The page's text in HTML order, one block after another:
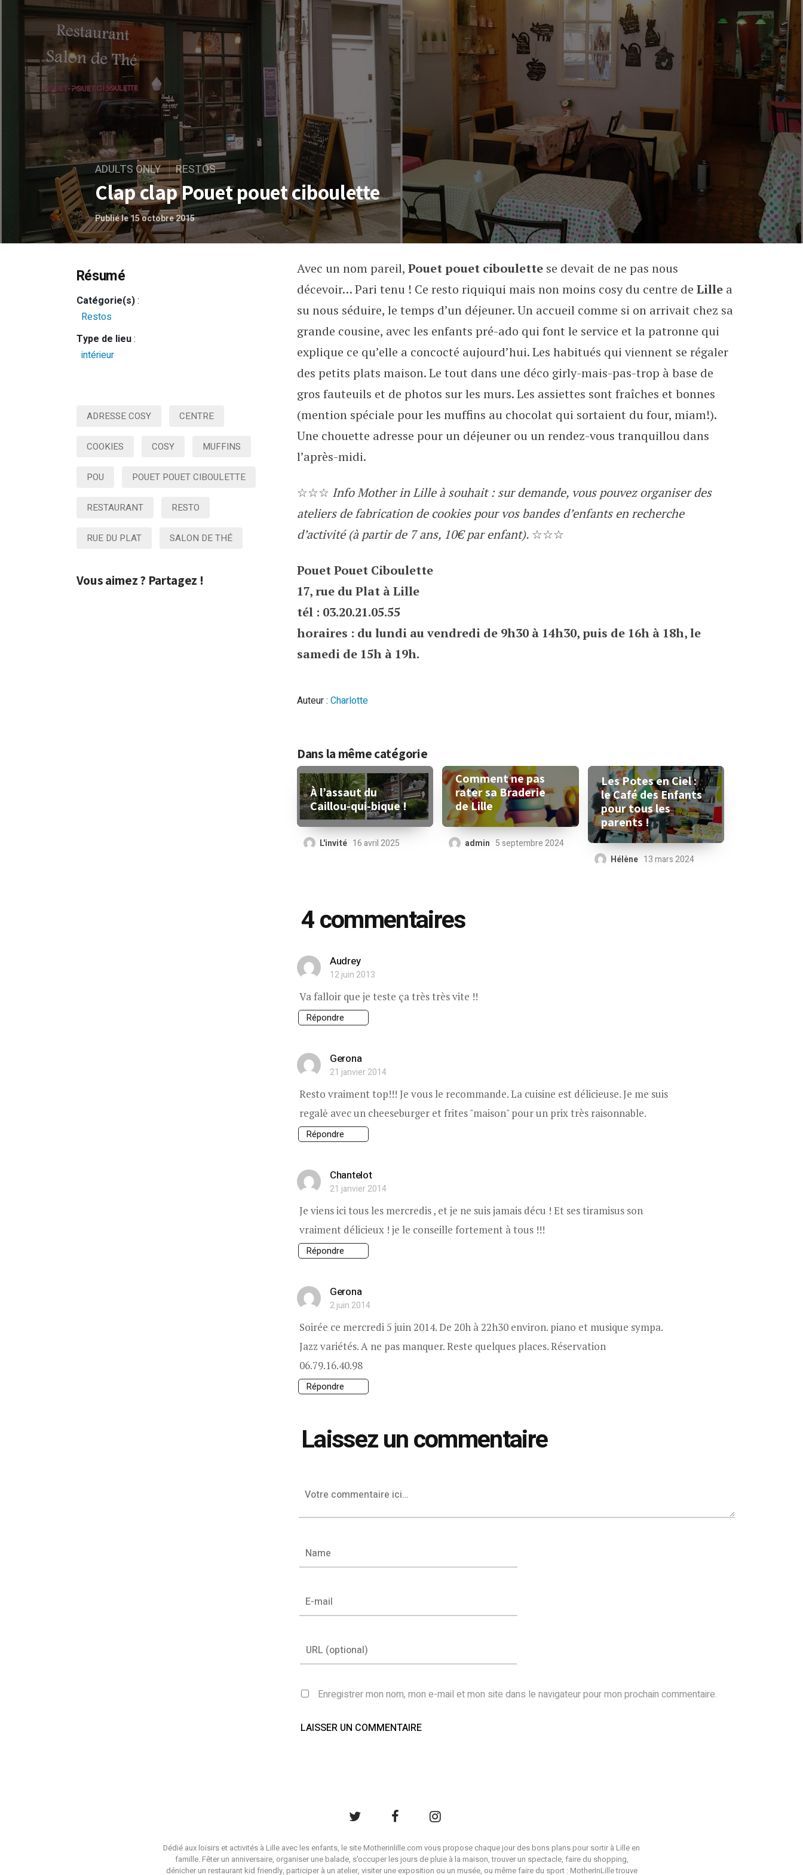
ADULTS ONLY RESTOS
Clap clap Pouet pouet ciboulette
Publié le 15 octobre 2015
Clap clap Pouet pouet ciboulette
Avec un nom pareil, Pouet pouet ciboulette se devait de ne pas nous
décevoir… Pari tenu ! Ce resto riquiqui mais non moins cosy du centre de Lille a
su nous séduire, le temps d’un déjeuner. Un accueil comme si on arrivait chez sa
grande cousine, avec les enfants pré-ado qui font le service et la patronne qui
explique ce qu’elle a concocté aujourd’hui. Les habitués qui viennent se régaler
des petits plats maison. Le tout dans une déco girly-mais-pas-trop à base de
gros fauteuils et de photos sur les murs. Les assiettes sont fraîches et bonnes
(mention spéciale pour les muffins au chocolat qui sortaient du four, miam!).
Une chouette adresse pour un déjeuner ou un rendez-vous tranquillou dans
l’après-midi.
☆☆☆ Info Mother in Lille à souhait : sur demande, vous pouvez organiser des
ateliers de fabrication de cookies pour vos bandes d’enfants en recherche
d’activité (à partir de 7 ans, 10€ par enfant). ☆☆☆
Pouet Pouet Ciboulette
17, rue du Plat à Lille
tél : 03.20.21.05.55
horaires : du lundi au vendredi de 9h30 à 14h30, puis de 16h à 18h, le
samedi de 15h à 19h.
Auteur : Charlotte
Résumé
Catégorie(s):
Restos
Type de lieu:
intérieur
ADRESSE COSY CENTRE
COOKIES COSY MUFFINS
POU POUET POUET CIBOULETTE
RESTAURANT RESTO
RUE DU PLAT SALON DE THÉ
Vous aimez ? Partagez !
Dans la même catégorie
À l’assaut du
Caillou-qui-bique !
L'invité 16 avril 2025
Comment ne pas
rater sa Braderie
de Lille
admin 5 septembre 2024
Les Potes en Ciel :
le Café des Enfants
pour tous les
parents !
Hélène 13 mars 2024
4 commentaires
Audrey
12 juin 2013
Va falloir que je teste ça très très vite !!
Répondre
Gerona
21 janvier 2014
Resto vraiment top!!! Je vous le recommande. La cuisine est délicieuse. Je me suis
regalė avec un cheeseburger et frites "maison" pour un prix très raisonnable.
Répondre
Chantelot
21 janvier 2014
Je viens ici tous les mercredis , et je ne suis jamais décu ! Et ses tiramisus son
vraiment délicieux ! je le conseille fortement à tous !!!
Répondre
Gerona
2 juin 2014
Soirée ce mercredi 5 juin 2014. De 20h à 22h30 environ. piano et musique sympa.
Jazz variétés. A ne pas manquer. Reste quelques places. Réservation
06.79.16.40.98
Répondre
Laissez un commentaire
Enregistrer mon nom, mon e-mail et mon site dans le navigateur pour mon prochain commentaire.
Dédié aux loisirs et activités à Lille avec les enfants, le site Motherinlille.com vous propose chaque jour des bons plans pour sortir à Lille en
famille. Fêter un anniversaire, organiser une balade, s'occuper les jours de pluie à la maison, trouver un spectacle, faire du shopping,
dénicher un restaurant kid friendly, participer à un atelier, visiter une exposition ou un musée, ou même faire du sport : MotherInLille trouve